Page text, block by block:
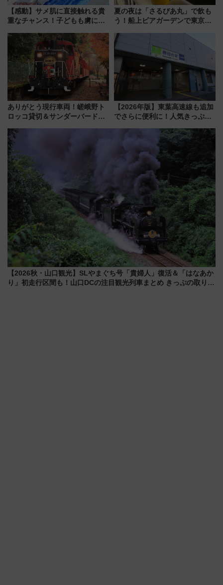
【感動】サメ肌に直接触れる貴
重なチャンス！子どもも虜にな
メのタッチングプール」【夏休
み限定企画】
夏の夜は「さるびあ丸」で飲も
う！船上ビアガーデンで東京湾
杯……工場直送生ビールや島グ
ルメが美味い
ありがとう現行車両！嵯峨野ト
ロッコ貸切＆サンダーバードレ
斉藤雪乃＆福原トシヒロと行
く！9月13日「京都の鉄道満喫
ツアー」開催
【2026年版】東葉高速線も追加
でさらに便利に！人気きっぷ
今年も発売 秋・早春に千葉県を
巡るなら使い勝手・コスパ抜群
【2026秋・山口観光】SLやまぐち号「貴婦人」復活＆「はなあか
り」初走行区間も！山口DCの注目観光列車まとめ きっぷの取り方